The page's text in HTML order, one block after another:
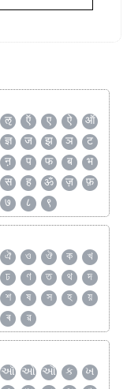
ऌ ऍ ए ऐ
ऑ
ज्ञ ज झ ञ
ट
ऩ प फ ब
भ
स ह ॐ ज़
फ़
७ ८ ९
ঐ ও ঔ ক
খ
ঢ ণ ত থ
দ
শ ষ স হ
য়
ৰ ৱ
ઑ ઓ ઔ ક
ખ